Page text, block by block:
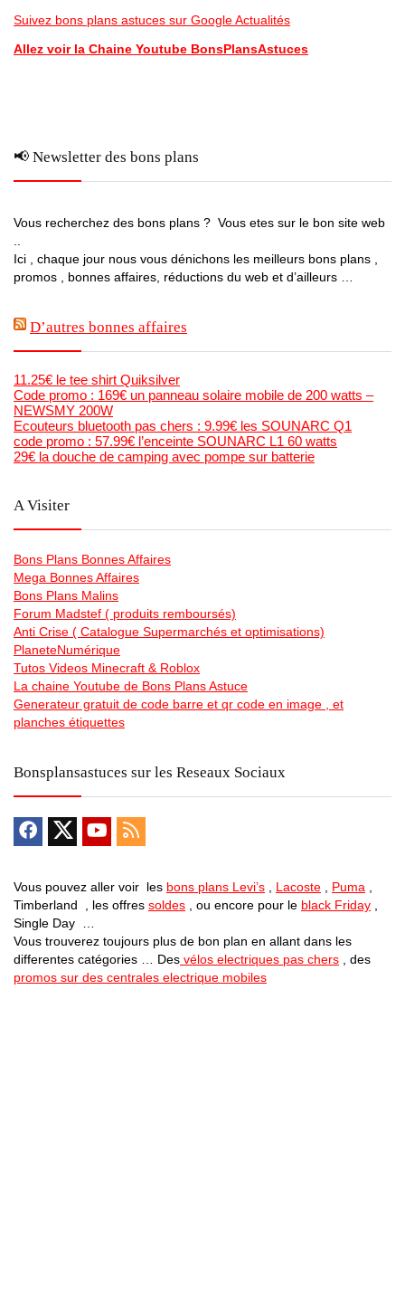
Suivez bons plans astuces sur Google Actualités
Allez voir la Chaine Youtube BonsPlansAstuces
📢 Newsletter des bons plans
Vous recherchez des bons plans ? Vous etes sur le bon site web
..
Ici , chaque jour nous vous dénichons les meilleurs bons plans ,
promos , bonnes affaires, réductions du web et d’ailleurs …
D’autres bonnes affaires
11.25€ le tee shirt Quiksilver
Code promo : 169€ un panneau solaire mobile de 200 watts –
NEWSMY 200W
Ecouteurs bluetooth pas chers : 9.99€ les SOUNARC Q1
code promo : 57.99€ l’enceinte SOUNARC L1 60 watts
29€ la douche de camping avec pompe sur batterie
A Visiter
Bons Plans Bonnes Affaires
Mega Bonnes Affaires
Bons Plans Malins
Forum Madstef ( produits remboursés)
Anti Crise ( Catalogue Supermarchés et optimisations)
PlaneteNumérique
Tutos Videos Minecraft & Roblox
La chaine Youtube de Bons Plans Astuce
Generateur gratuit de code barre et qr code en image , et
planches étiquettes
Bonsplansastuces sur les Reseaux Sociaux
Vous pouvez aller voir les bons plans Levi’s , Lacoste , Puma ,
Timberland , les offres soldes , ou encore pour le black Friday ,
Single Day …
Vous trouverez toujours plus de bon plan en allant dans les
differentes catégories … Des vélos electriques pas chers , des
promos sur des centrales electrique mobiles